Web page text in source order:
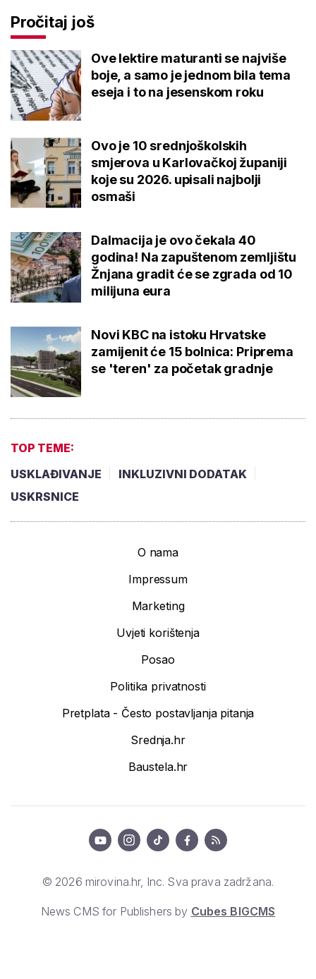
Pročitaj još
Ove lektire maturanti se najviše
boje, a samo je jednom bila tema
eseja i to na jesenskom roku
Ovo je 10 srednjoškolskih
smjerova u Karlovačkoj županiji
koje su 2026. upisali najbolji
osmaši
Dalmacija je ovo čekala 40
godina! Na zapuštenom zemljištu
Žnjana gradit će se zgrada od 10
milijuna eura
Novi KBC na istoku Hrvatske
zamijenit će 15 bolnica: Priprema
se 'teren' za početak gradnje
TOP TEME:
USKLAĐIVANJE
INKLUZIVNI DODATAK
USKRSNICE
O nama
Impressum
Marketing
Uvjeti korištenja
Posao
Politika privatnosti
Pretplata - Često postavljanja pitanja
Srednja.hr
Baustela.hr
© 2026 mirovina.hr, Inc. Sva prava zadržana.
News CMS for Publishers by Cubes BIGCMS